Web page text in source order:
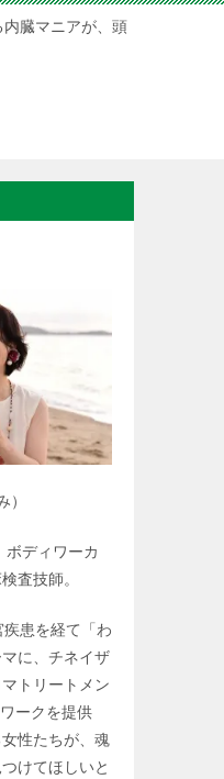
臓マニアが、頭
）
ボディワーカ
査技師。
患を経て「わ
に、チネイザ
トリートメン
ークを提供
性たちが、魂
けてほしいと